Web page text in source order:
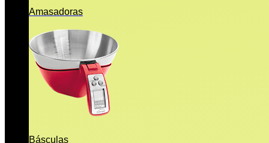
Amasadoras
Básculas